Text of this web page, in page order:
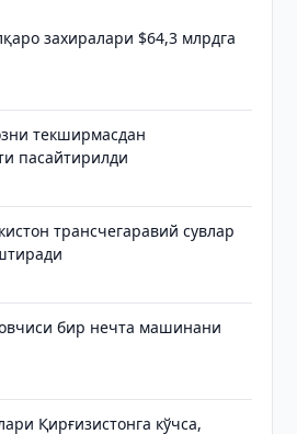
захиралари $64,3 млрдга
текширмасдан
пасайтирилди
трансчегаравий сувлар
бир нечта машинани
Қирғизистонга кўчса,